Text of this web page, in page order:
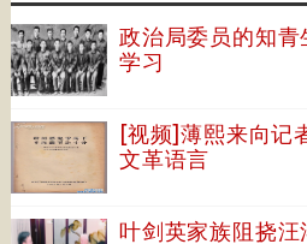
政治局委员的知
学习
[视频]薄熙来向记
文革语言
叶剑英家族阻挠汪